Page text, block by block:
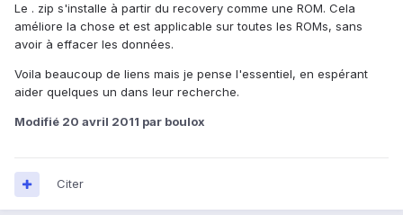
Le . zip s'installe à partir du recovery comme une ROM. Cela
améliore la chose et est applicable sur toutes les ROMs, sans
avoir à effacer les données.
Voila beaucoup de liens mais je pense l'essentiel, en espérant
aider quelques un dans leur recherche.
Modifié 20 avril 2011 par boulox
Citer